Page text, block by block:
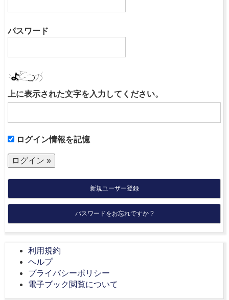
パスワード
上に表示された文字を入力してください。
ログイン情報を記憶
新規ユーザー登録
パスワードをお忘れですか ?
利用規約
ヘルプ
プライバシーポリシー
電子ブック閲覧について